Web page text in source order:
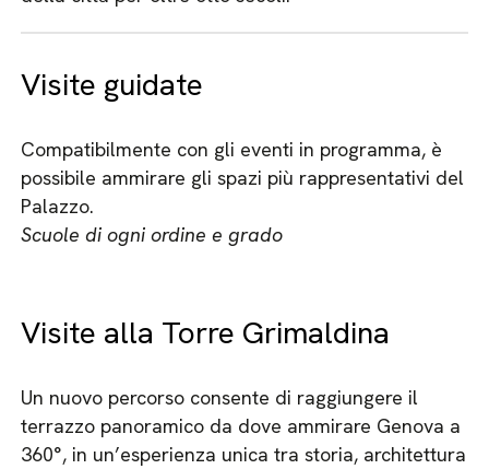
Visite guidate
Compatibilmente con gli eventi in programma, è
possibile ammirare gli spazi più rappresentativi del
Palazzo.
Scuole di ogni ordine e grado
Visite alla Torre Grimaldina
Un nuovo percorso consente di raggiungere il
terrazzo panoramico da dove ammirare Genova a
360°, in un’esperienza unica tra storia, architettura